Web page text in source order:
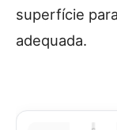
superfície
adequada.